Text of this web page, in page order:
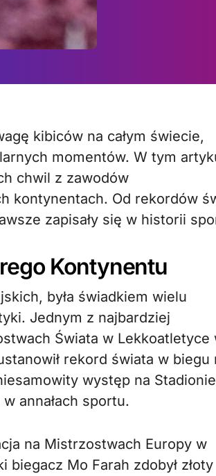
momentów. W tym
chwil z zawodów
kontynentach. Od rekordów
zapisały się w historii
Kontynentu
była świadkiem wielu
Jednym z najbardziej
Świata w Lekkoatletyce
rekord świata w biegu
występ na Stadionie
annałach sportu.
na Mistrzostwach Europy w
Mo Farah zdobył złoty